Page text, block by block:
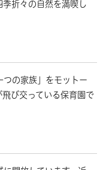
折々の自然を満喫し
つの家族」をモットー
び交っている保育園で